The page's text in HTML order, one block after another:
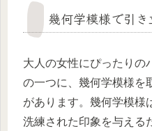
幾何学模様で引
大人の女性にぴったりの
の一つに、幾何学模様を
があります。幾何学模様
洗練された印象を与える